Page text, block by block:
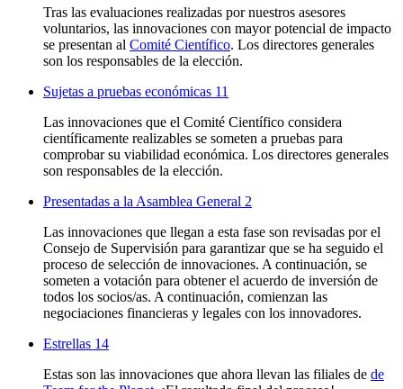
Tras las evaluaciones realizadas por nuestros asesores
voluntarios, las innovaciones con mayor potencial de impacto
se presentan al Comité Científico. Los directores generales
son los responsables de la elección.
Sujetas a pruebas económicas 11
Las innovaciones que el Comité Científico considera
científicamente realizables se someten a pruebas para
comprobar su viabilidad económica. Los directores generales
son responsables de la elección.
Presentadas a la Asamblea General 2
Las innovaciones que llegan a esta fase son revisadas por el
Consejo de Supervisión para garantizar que se ha seguido el
proceso de selección de innovaciones. A continuación, se
someten a votación para obtener el acuerdo de inversión de
todos los socios/as. A continuación, comienzan las
negociaciones financieras y legales con los innovadores.
Estrellas 14
Estas son las innovaciones que ahora llevan las filiales de de